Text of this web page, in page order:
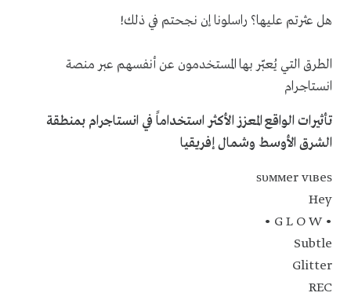
هل عثرتم عليها؟ راسلونا إن نجحتم في ذلك!
الطرق التي يُعبّر بها المستخدمون عن أنفسهم عبر منصة
انستاجرام
تأثيرات الواقع المعزز الأكثر استخداماً في انستاجرام بمنطقة
الشرق الأوسط وشمال إفريقيا
ѕυммer vιвeѕ
Hey
• G L O W •
Subtle
Glitter
REC